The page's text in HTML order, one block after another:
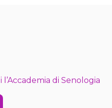
l’Accademia di Senologia